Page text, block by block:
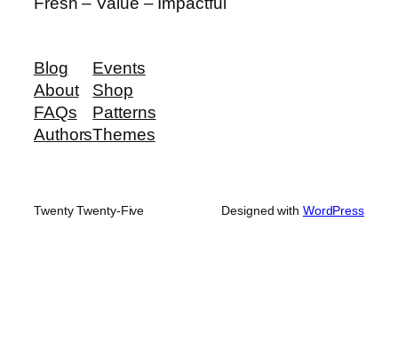
Blog
About
FAQs
Authors
Events
Shop
Patterns
Themes
Twenty Twenty-Five Designed with WordPress